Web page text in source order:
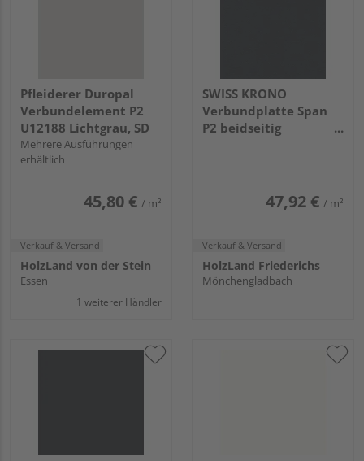
Pfleiderer Duropal
Verbundelement P2
U12188 Lichtgrau, SD
Mehrere Ausführungen
erhältlich
45,80 € / m²
Verkauf & Versand
HolzLand von der Stein
Essen
1 weiterer Händler
SWISS KRONO
Verbundplatte Span
P2 beidseitig
47,92 € / m²
Verkauf & Versand
HolzLand Friederichs
Mönchengladbach